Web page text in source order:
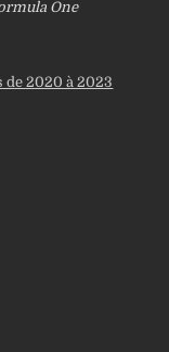
One
de 2020 à 2023